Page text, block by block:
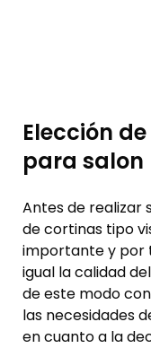
Elección
para salon
Antes de realizar
de cortinas tipo
importante y por
igual la calidad
de este modo
las necesidades
en cuanto a la